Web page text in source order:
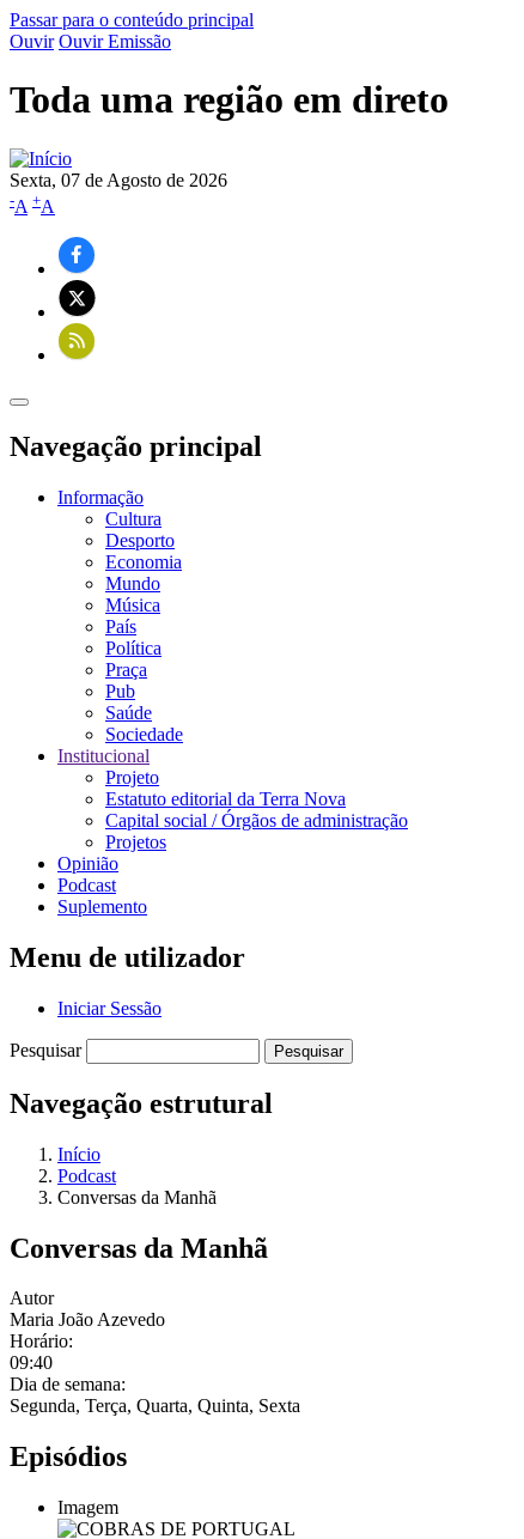
Passar para o conteúdo principal
Ouvir Ouvir Emissão
Toda uma região em direto
Sexta, 07 de Agosto de 2026
-A +A
Navegação principal
Informação
Cultura
Desporto
Economia
Mundo
Música
País
Política
Praça
Pub
Saúde
Sociedade
Institucional
Projeto
Estatuto editorial da Terra Nova
Capital social / Órgãos de administração
Projetos
Opinião
Podcast
Suplemento
Menu de utilizador
Iniciar Sessão
Pesquisar
Navegação estrutural
Início
Podcast
Conversas da Manhã
Conversas da Manhã
Autor
Maria João Azevedo
Horário:
09:40
Dia de semana:
Segunda, Terça, Quarta, Quinta, Sexta
Episódios
Imagem